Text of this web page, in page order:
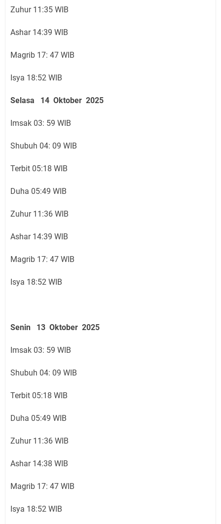
Zuhur 11:35 WIB
Ashar 14:39 WIB
Magrib 17: 47 WIB
Isya 18:52 WIB
Selasa 14 Oktober 2025
Imsak 03: 59 WIB
Shubuh 04: 09 WIB
Terbit 05:18 WIB
Duha 05:49 WIB
Zuhur 11:36 WIB
Ashar 14:39 WIB
Magrib 17: 47 WIB
Isya 18:52 WIB
Senin 13 Oktober 2025
Imsak 03: 59 WIB
Shubuh 04: 09 WIB
Terbit 05:18 WIB
Duha 05:49 WIB
Zuhur 11:36 WIB
Ashar 14:38 WIB
Magrib 17: 47 WIB
Isya 18:52 WIB